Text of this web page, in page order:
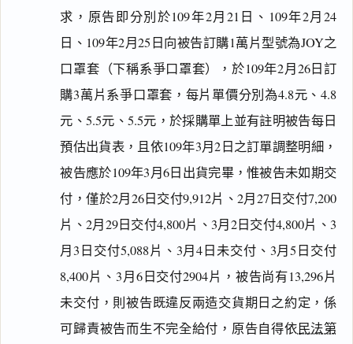
求，原告即分別於109年2月21日、109年2月24
日、109年2月25日向被告訂購1萬片型號為JOY之
口罩套（下稱系爭口罩套），於109年2月26日訂
購3萬片系爭口罩套，每片單價分別為4.8元、4.8
元、5.5元、5.5元，於採購單上並有註明被告每日
預估出貨表，且依109年3月2日之訂單調整明細，
被告應於109年3月6日出貨完畢，惟被告未如期交
付，僅於2月26日交付9,912片、2月27日交付7,200
片、2月29日交付4,800片、3月2日交付4,800片、3
月3日交付5,088片、3月4日未交付、3月5日交付
8,400片、3月6日交付2904片，被告尚有13,296片
未交付，則被告既違反兩造交貨期日之約定，係
可歸責被告而生不完全給付，原告自得依民法第